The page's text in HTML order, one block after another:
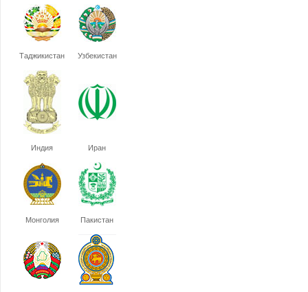
Таджикистан Узбекистан
Индия Иран
Монголия Пакистан